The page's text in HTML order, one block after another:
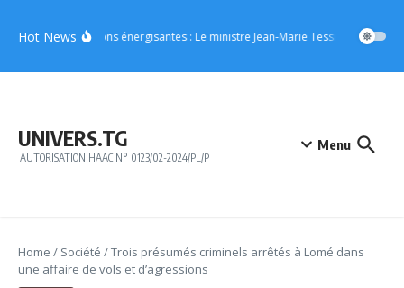
Hot NewsBoissons énergisantes : Le ministre Jean-Marie Tessi adresse un
UNIVERS.TG
AUTORISATION HAAC N° 0123/02-2024/PL/P
Menu
Home / Société /Trois présumés criminels arrêtés à Lomé dans
une affaire de vols et d’agressions